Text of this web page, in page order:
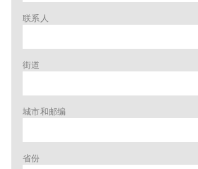
联系人
街道
城市和邮编
省份